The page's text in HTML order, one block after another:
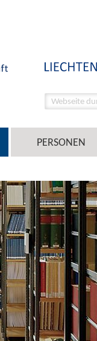
PERSONEN